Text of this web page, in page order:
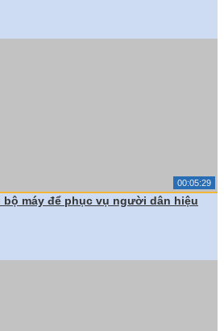
00:05:29
bộ máy để phục vụ người dân hiệu